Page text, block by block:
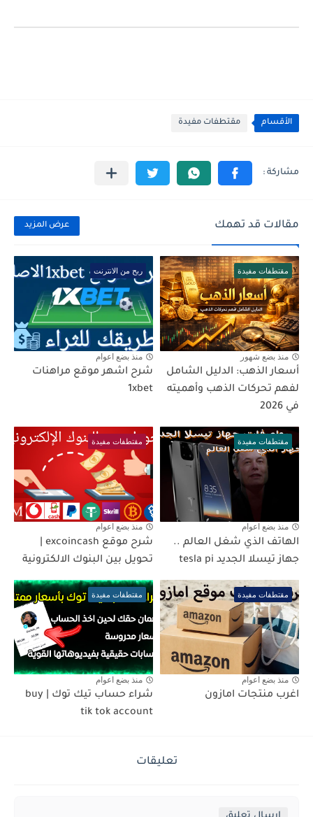
الأقسام مقتطفات مفيدة
مقالات قد تهمك عرض المزيد
مقتطفات مفيدة
منذ بضع شهور
أسعار الذهب: الدليل الشامل
لفهم تحركات الذهب وأهميته
في 2026
ربح من الانترنت
منذ بضع اعوام
شرح اشهر موقع مراهنات
1xbet
مقتطفات مفيدة
منذ بضع اعوام
الهاتف الذي شغل العالم ..
جهاز تيسلا الجديد tesla pi
مقتطفات مفيدة
منذ بضع اعوام
تحويل بين البنوك الالكترونية
مقتطفات مفيدة
منذ بضع اعوام
اغرب منتجات امازون
مقتطفات مفيدة
منذ بضع اعوام
شراء حساب تيك توك | buy
tik tok account
تعليقات